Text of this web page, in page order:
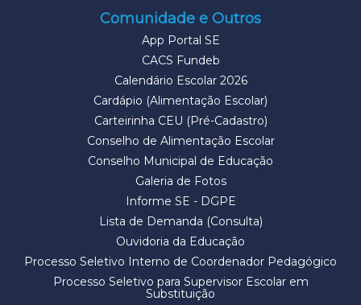
Comunidade e Outros
App Portal SE
CACS Fundeb
Calendário Escolar 2026
Cardápio (Alimentação Escolar)
Carteirinha CEU (Pré-Cadastro)
Conselho de Alimentação Escolar
Conselho Municipal de Educação
Galeria de Fotos
Informe SE - DGPE
Lista de Demanda (Consulta)
Ouvidoria da Educação
Processo Seletivo Interno de Coordenador Pedagógico
Processo Seletivo para Supervisor Escolar em
Substituição